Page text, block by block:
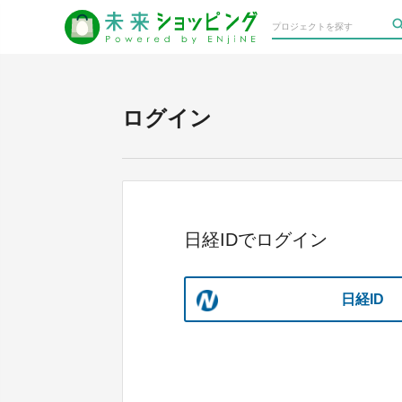
ログイン
日経IDでログイン
日経ID